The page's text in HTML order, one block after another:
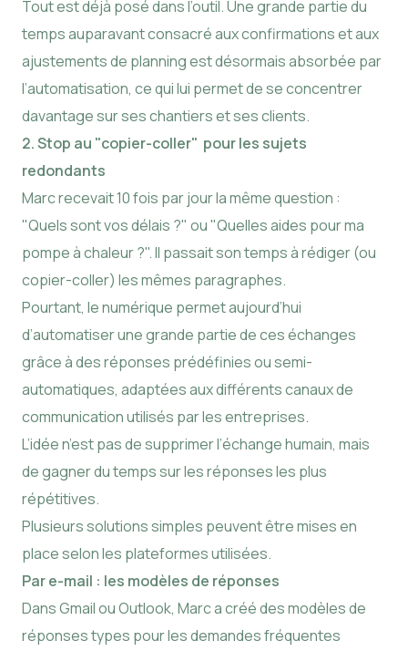
Tout est déjà posé dans l’outil. Une grande partie du
temps auparavant consacré aux confirmations et aux
ajustements de planning est désormais absorbée par
l’automatisation, ce qui lui permet de se concentrer
davantage sur ses chantiers et ses clients.
2. Stop au "copier-coller" pour les sujets
redondants
Marc recevait 10 fois par jour la même question :
"Quels sont vos délais ?" ou "Quelles aides pour ma
pompe à chaleur ?". Il passait son temps à rédiger (ou
copier-coller) les mêmes paragraphes.
Pourtant, le numérique permet aujourd’hui
d’automatiser une grande partie de ces échanges
grâce à des réponses prédéfinies ou semi-
automatiques, adaptées aux différents canaux de
communication utilisés par les entreprises.
L’idée n’est pas de supprimer l’échange humain, mais
de gagner du temps sur les réponses les plus
répétitives.
Plusieurs solutions simples peuvent être mises en
place selon les plateformes utilisées.
Par e-mail : les modèles de réponses
Dans Gmail ou Outlook, Marc a créé des modèles de
réponses types pour les demandes fréquentes